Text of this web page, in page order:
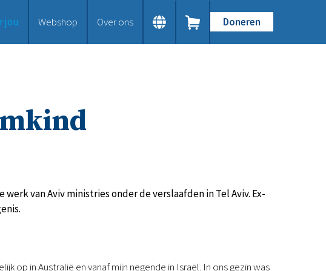
jou Webshop Over ons Doneren
van Aviv ministries onder de verslaafden in Tel Aviv. Ex-
op in Australië en vanaf mijn negende in Israël. In ons gezin was
Doneer
Kennisbank